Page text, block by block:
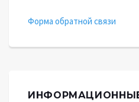
Форма обратной связи